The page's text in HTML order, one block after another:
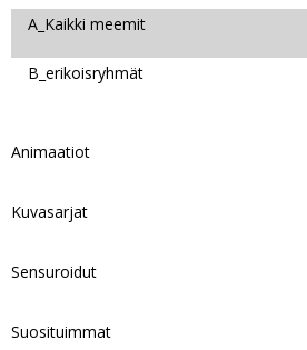
A_Kaikki meemit
B_erikoisryhmät
Animaatiot
Kuvasarjat
Sensuroidut
Suosituimmat